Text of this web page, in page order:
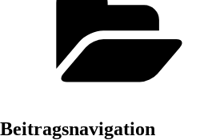
Beitragsnavigation